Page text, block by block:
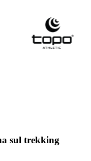
sul trekking